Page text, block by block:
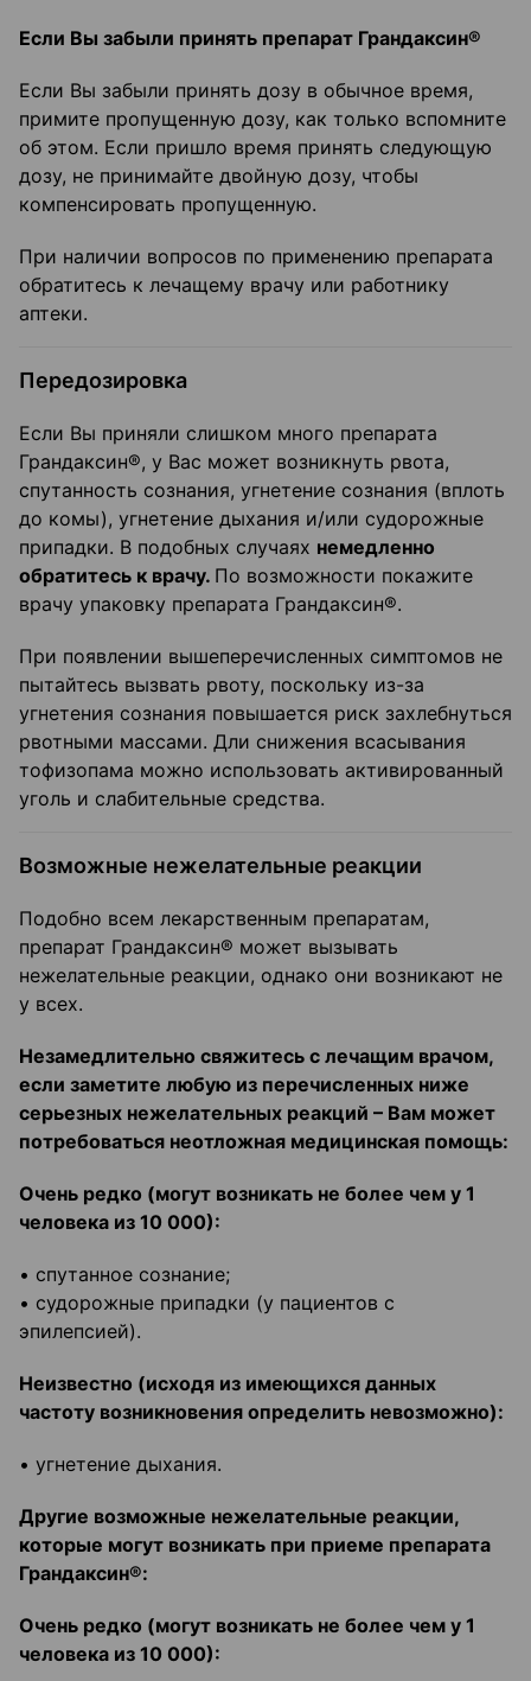
Если Вы забыли принять препарат Грандаксин®
Если Вы забыли принять дозу в обычное время,
примите пропущенную дозу, как только вспомните
об этом. Если пришло время принять следующую
дозу, не принимайте двойную дозу, чтобы
компенсировать пропущенную.
При наличии вопросов по применению препарата
обратитесь к лечащему врачу или работнику
аптеки.
Передозировка
Если Вы приняли слишком много препарата
Грандаксин®, у Вас может возникнуть рвота,
спутанность сознания, угнетение сознания (вплоть
до комы), угнетение дыхания и/или судорожные
припадки. В подобных случаях немедленно
обратитесь к врачу. По возможности покажите
врачу упаковку препарата Грандаксин®.
При появлении вышеперечисленных симптомов не
пытайтесь вызвать рвоту, поскольку из-за
угнетения сознания повышается риск захлебнуться
рвотными массами. Дли снижения всасывания
тофизопама можно использовать активированный
уголь и слабительные средства.
Возможные нежелательные реакции
Подобно всем лекарственным препаратам,
препарат Грандаксин® может вызывать
нежелательные реакции, однако они возникают не
у всех.
Незамедлительно свяжитесь с лечащим врачом,
если заметите любую из перечисленных ниже
серьезных нежелательных реакций – Вам может
потребоваться неотложная медицинская помощь:
Очень редко (могут возникать не более чем у 1
человека из 10 000):
• спутанное сознание;
• судорожные припадки (у пациентов с
эпилепсией).
Неизвестно (исходя из имеющихся данных
частоту возникновения определить невозможно):
• угнетение дыхания.
Другие возможные нежелательные реакции,
которые могут возникать при приеме препарата
Грандаксин®:
Очень редко (могут возникать не более чем у 1
человека из 10 000):